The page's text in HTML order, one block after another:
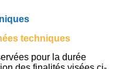
techniques
pour la durée